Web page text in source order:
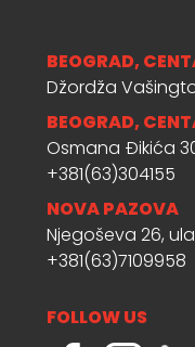
BEOGRAD,
Džordža
BEOGRAD,
Osmana Đikića
+381(63)304155
NOVA PAZOVA
Njegoševa 26,
+381(63)7109958
FOLLOW US